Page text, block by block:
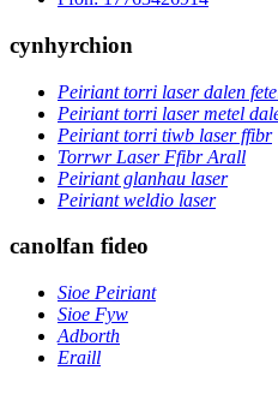
cynhyrchion
Peiriant torri laser dalen
Peiriant torri laser metel
Peiriant torri tiwb laser ffibr
Torrwr Laser Ffibr Arall
Peiriant glanhau laser
Peiriant weldio laser
canolfan fideo
Sioe Peiriant
Sioe Fyw
Adborth
Eraill